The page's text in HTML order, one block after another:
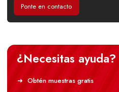
Ponte en contacto
¿Necesitas ayuda?
Obtén muestras gratis